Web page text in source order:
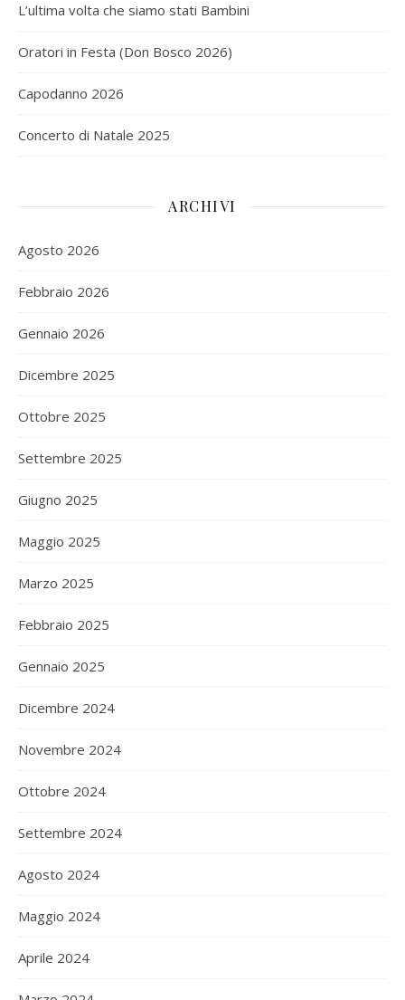
L’ultima volta che siamo stati Bambini
Oratori in Festa (Don Bosco 2026)
Capodanno 2026
Concerto di Natale 2025
ARCHIVI
Agosto 2026
Febbraio 2026
Gennaio 2026
Dicembre 2025
Ottobre 2025
Settembre 2025
Giugno 2025
Maggio 2025
Marzo 2025
Febbraio 2025
Gennaio 2025
Dicembre 2024
Novembre 2024
Ottobre 2024
Settembre 2024
Agosto 2024
Maggio 2024
Aprile 2024